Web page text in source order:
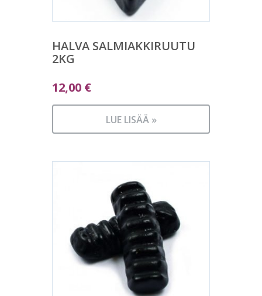
HALVA SALMIAKKIRUUTU
2KG
12,00 €
LUE LISÄÄ »